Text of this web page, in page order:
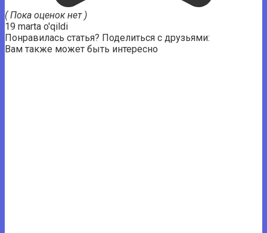
( Пока оценок нет )
19 marta o'qildi
Понравилась статья? Поделиться с друзьями:
Вам также может быть интересно